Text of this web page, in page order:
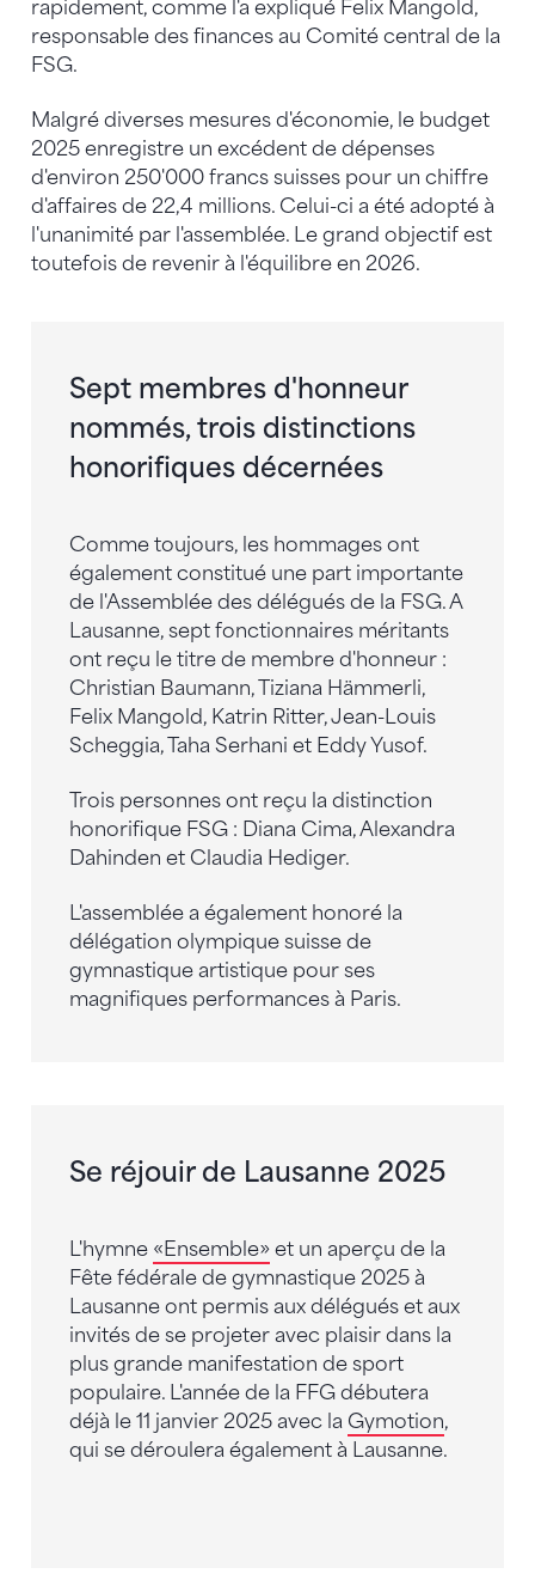
rapidement, comme l'a expliqué Felix Mangold,
responsable des finances au Comité central de la
FSG.
Malgré diverses mesures d'économie, le budget
2025 enregistre un excédent de dépenses
d'environ 250'000 francs suisses pour un chiffre
d'affaires de 22,4 millions. Celui-ci a été adopté à
l'unanimité par l'assemblée. Le grand objectif est
toutefois de revenir à l'équilibre en 2026.
Sept membres d'honneur
nommés, trois distinctions
honorifiques décernées
Comme toujours, les hommages ont
également constitué une part importante
de l'Assemblée des délégués de la FSG. A
Lausanne, sept fonctionnaires méritants
ont reçu le titre de membre d'honneur :
Christian Baumann, Tiziana Hämmerli,
Felix Mangold, Katrin Ritter, Jean-Louis
Scheggia, Taha Serhani et Eddy Yusof.
Trois personnes ont reçu la distinction
honorifique FSG : Diana Cima, Alexandra
Dahinden et Claudia Hediger.
L'assemblée a également honoré la
délégation olympique suisse de
gymnastique artistique pour ses
magnifiques performances à Paris.
Se réjouir de Lausanne 2025
L'hymne «Ensemble» et un aperçu de la
Fête fédérale de gymnastique 2025 à
Lausanne ont permis aux délégués et aux
invités de se projeter avec plaisir dans la
plus grande manifestation de sport
populaire. L'année de la FFG débutera
déjà le 11 janvier 2025 avec la Gymotion,
qui se déroulera également à Lausanne.